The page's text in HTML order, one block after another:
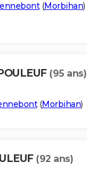
(Morbihan)
(95 ans)
(Morbihan)
(92 ans)